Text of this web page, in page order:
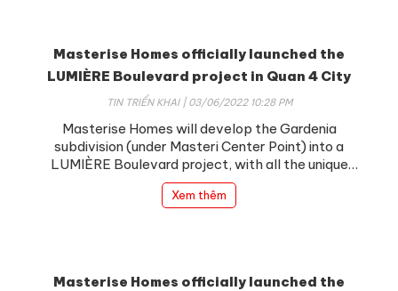
Masterise Homes officially launched the
LUMIÈRE Boulevard project in Quan 4 City
TIN TRIỂN KHAI | 03/06/2022 10:28 PM
Masterise Homes will develop the Gardenia
subdivision (under Masteri Center Point) into a
LUMIÈRE Boulevard project, with all the unique
benefits of a luxury project.
Xem thêm
Masterise Homes officially launched the